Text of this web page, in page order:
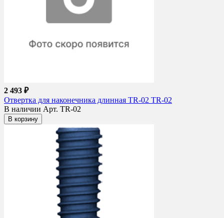
2 493 ₽
Отвертка для наконечника длинная TR-02 TR-02
В наличии Арт. TR-02
В корзину